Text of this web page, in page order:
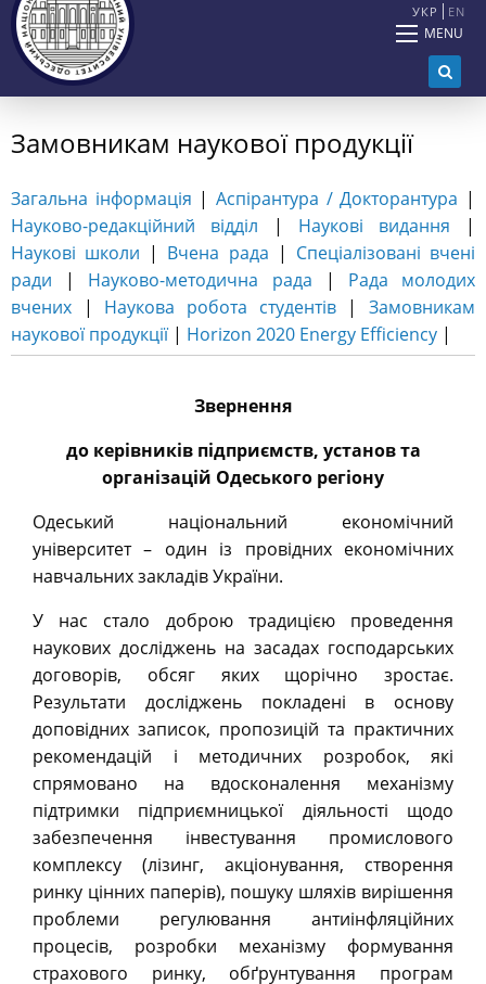
УКР EN
MENU
Замовникам наукової продукції
Загальна інформація |Аспірантура / Докторантура |
Науково-редакційний відділ | Наукові видання |
Наукові школи | Вчена рада | Спеціалізовані вчені
ради | Науково-методична рада | Рада молодих
вчених | Наукова робота студентів|Замовникам
наукової продукції| Horizon 2020 Energy Efficiency |
Звернення
до керівників підприємств, установ та
організацій Одеського регіону
Одеський національний економічний
університет – один із провідних економічних
навчальних закладів України.
У нас стало доброю традицією проведення
наукових досліджень на засадах господарських
договорів, обсяг яких щорічно зростає.
Результати досліджень покладені в основу
доповідних записок, пропозицій та практичних
рекомендацій і методичних розробок, які
спрямовано на вдосконалення механізму
підтримки підприємницької діяльності щодо
забезпечення інвестування промислового
комплексу (лізинг, акціонування, створення
ринку цінних паперів), пошуку шляхів вирішення
проблеми регулювання антиінфляційних
процесів, розробки механізму формування
страхового ринку, обґрунтування програм